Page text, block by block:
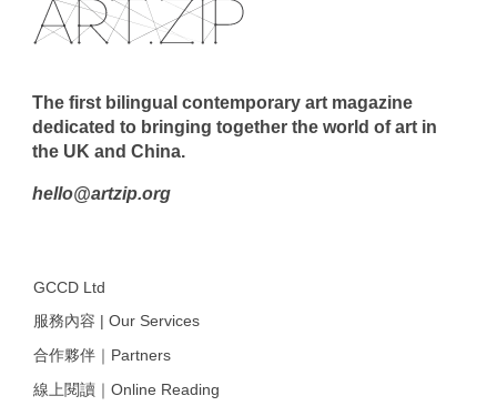
The first bilingual contemporary art magazine
dedicated to bringing together the world of art in
the UK and China.
hello@artzip.org
GCCD Ltd
服務內容 | Our Services
合作夥伴｜Partners
線上閱讀｜Online Reading